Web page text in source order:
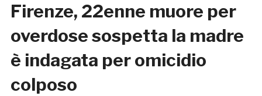
Firenze, 22enne muore per
overdose sospetta la madre
è indagata per omicidio
colposo